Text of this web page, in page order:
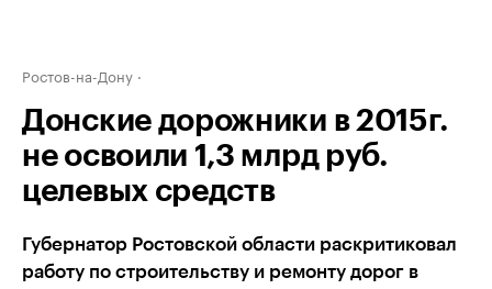
Ростов-на-Дону
Донские дорожники в 2015г.
не освоили 1,3 млрд руб.
целевых средств
Губернатор Ростовской области раскритиковал
работу по строительству и ремонту дорог в